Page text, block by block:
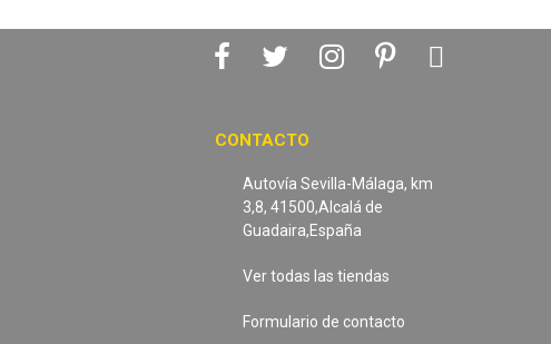
CONTACTO
Autovía Sevilla-Málaga, km
3,8, 41500,Alcalá de
Guadaira,España
Ver todas las tiendas
Formulario de contacto